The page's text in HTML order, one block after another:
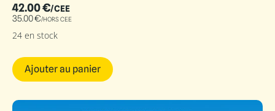
42.00€/CEE
35.00€/HORS CEE
24 en stock
Ajouter au panier